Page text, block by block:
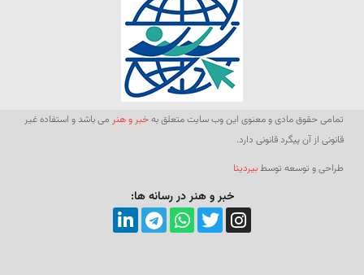
تمامی حقوق مادی و معنوی این وب سایت متعلق بهخبر و هنر می باشد و استفاده غیر
قانونی از آن پیگرد قانونی دارد.
طراحی و توسعه توسطبیردیتا
خبر و هنر در رسانه ها: